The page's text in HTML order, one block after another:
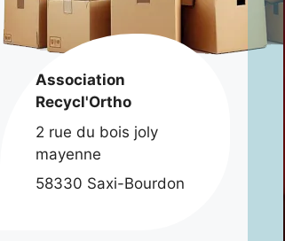
Association
Recycl'Ortho
2 rue du bois joly
mayenne
58330 Saxi-Bourdon